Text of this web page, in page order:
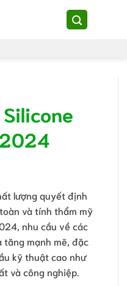
lượng quyết định
và tính thẩm mỹ
nhu cầu về các
mạnh mẽ, đặc
kỹ thuật cao như
và công nghiệp.